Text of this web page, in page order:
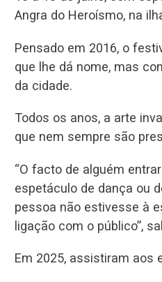
Angra do Heroísmo, na
Pensado em 2016, o
que lhe dá nome, mas
da cidade.
Todos os anos, a arte
que nem sempre são
“O facto de alguém
espetáculo de dança ou
pessoa não estivesse à
ligação com o público”,
Em 2025, assistiram aos